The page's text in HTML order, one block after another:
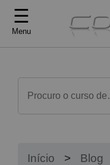
☰
Menu
Início Blog